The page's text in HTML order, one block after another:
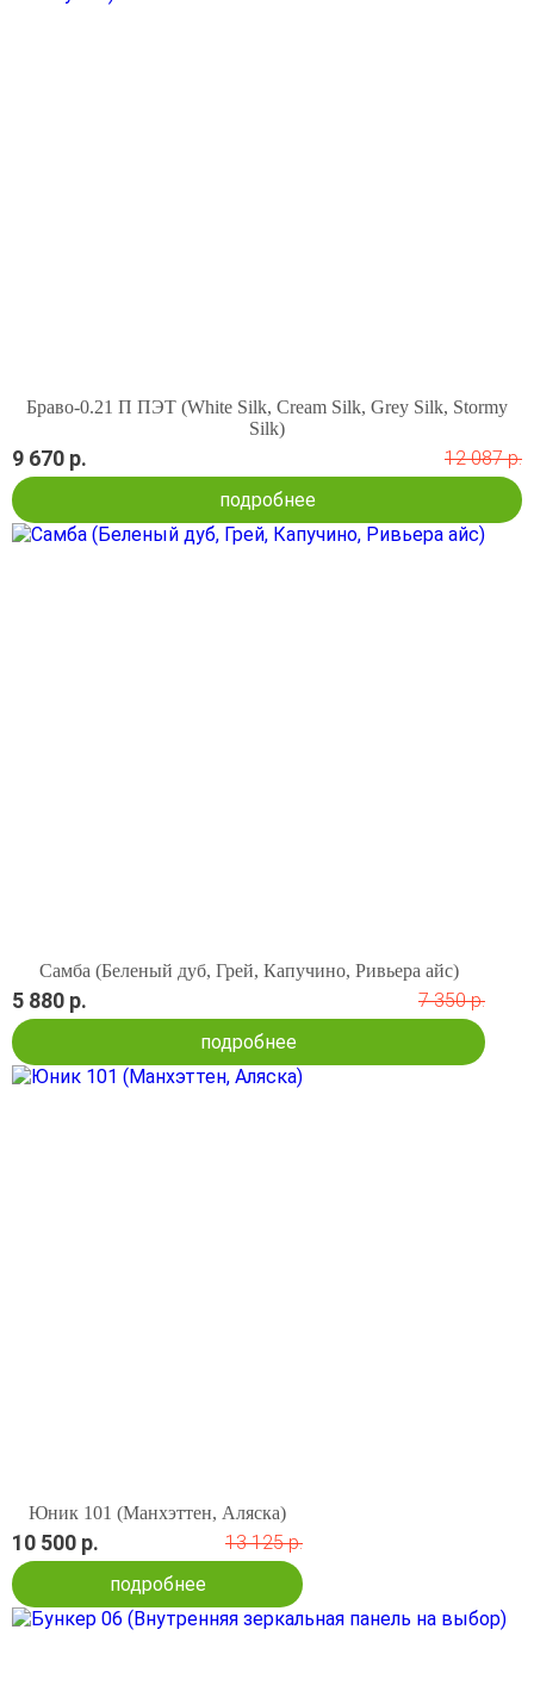
Браво-0.21 П ПЭТ (White Silk, Cream Silk, Grey Silk, Stormy
Silk)
9 670 р.
12 087 р.
подробнее
Самба (Беленый дуб, Грей, Капучино, Ривьера айс)
5 880 р.
7 350 р.
подробнее
Юник 101 (Манхэттен, Аляска)
10 500 р.
13 125 р.
подробнее